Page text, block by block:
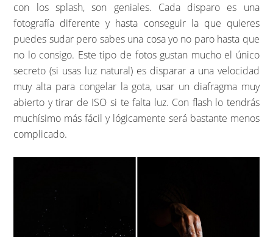
con los splash, son geniales. Cada disparo es una
fotografía diferente y hasta conseguir la que quieres
puedes sudar pero sabes una cosa yo no paro hasta que
no lo consigo. Este tipo de fotos gustan mucho el único
secreto (si usas luz natural) es disparar a una velocidad
muy alta para congelar la gota, usar un diafragma muy
abierto y tirar de ISO si te falta luz. Con flash lo tendrás
muchísimo más fácil y lógicamente será bastante menos
complicado.